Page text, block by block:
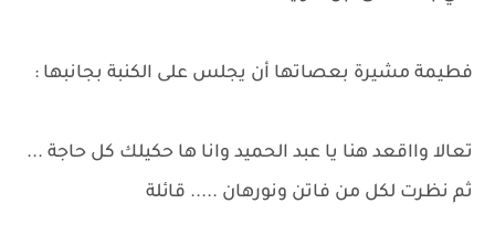
فطيمة مشيرة بعصاتها أن يجلس على الكنبة بجانبها :
تعالا وااقعد هنا يا عبد الحميد وانا ها حكيلك كل حاجة ...
ثم نظرت لكل من فاتن ونورهان ..... قائلة